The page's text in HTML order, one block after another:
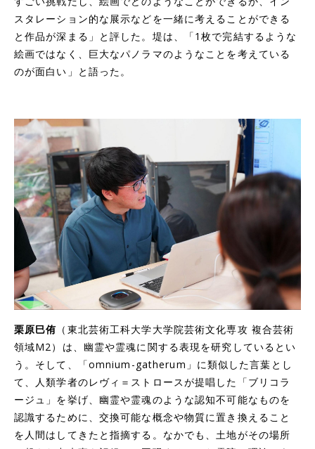
スタレーション的な展示などを一緒に考えることができる
と作品が深まる」と評した。堤は、「1枚で完結するような
絵画ではなく、巨大なパノラマのようなことを考えている
のが面白い」と語った。
栗原巳侑 （東北芸術工科大学大学院芸術文化専攻 複合芸術
領域M2）は、幽霊や霊魂に関する表現を研究しているとい
う。そして、「omnium-gatherum」に類似した言葉とし
て、人類学者のレヴィ＝ストロースが提唱した「ブリコラ
ージュ」を挙げ、幽霊や霊魂のような認知不可能なものを
認識するために、交換可能な概念や物質に置き換えること
を人間はしてきたと指摘する。なかでも、土地がその場所